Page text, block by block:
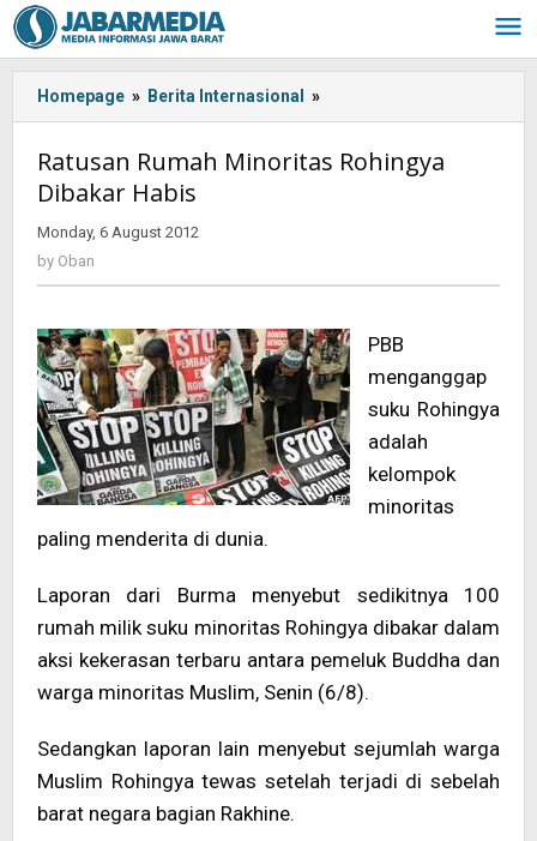
Skip
to
content
Homepage » Berita Internasional »
-:IN-
>Ratusan
-
>
Ratusan Rumah Minoritas Rohingya
Dibakar Habis
Monday, 6 August 2012
by Oban
PBB
menganggap
suku Rohingya
adalah
kelompok
minoritas
paling menderita di dunia.
Laporan dari Burma menyebut sedikitnya 100
rumah milik suku minoritas Rohingya dibakar dalam
aksi kekerasan terbaru antara pemeluk Buddha dan
warga minoritas Muslim, Senin (6/8).
Sedangkan laporan lain menyebut sejumlah warga
Muslim Rohingya tewas setelah terjadi di sebelah
barat negara bagian Rakhine.